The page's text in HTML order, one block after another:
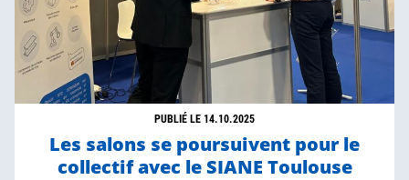
PUBLIÉ LE 14.10.2025
Les salons se poursuivent pour le
collectif avec le SIANE Toulouse